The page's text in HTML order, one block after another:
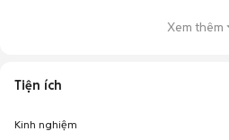
Xem thêm
Tiện ích
Kinh nghiệm